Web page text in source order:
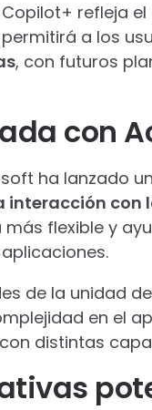
Copilot+ refleja
a los
, con futuros
con
ha lanzado
interacción con
flexible y
de la unidad
en el
distintas